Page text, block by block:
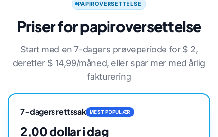
PAPIROVERSETTELSE
Priser for papiroversettelse
Start med en 7-dagers prøveperiode for $ 2,
deretter $ 14,99/måned, eller spar mer med årlig
fakturering
7-dagers rettssak MEST POPULÆR
2,00 dollar i dag